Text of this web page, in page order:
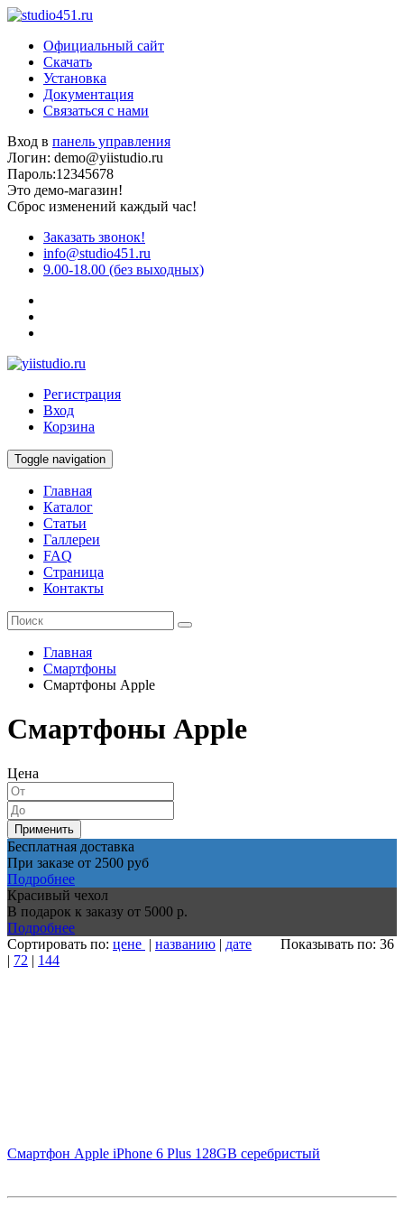
Официальный сайт
Скачать
Установка
Документация
Связаться с нами
Вход в панель управления
Логин: demo@yiistudio.ru
Пароль:12345678
Это демо-магазин!
Сброс изменений каждый час!
Заказать звонок!
info@studio451.ru
9.00-18.00 (без выходных)
Регистрация
Вход
Корзина
Toggle navigation
Главная
Каталог
Статьи
Галлереи
FAQ
Страница
Контакты
Главная
Смартфоны
Смартфоны Apple
Смартфоны Apple
Цена
Применить
Бесплатная доставка
При заказе от 2500 руб
Подробнее
Красивый чехол
В подарок к заказу от 5000 р.
Подробнее
Сортировать по: цене | названию | дате Показывать по: 36
| 72 | 144
Смартфон Apple iPhone 6 Plus 128GB серебристый